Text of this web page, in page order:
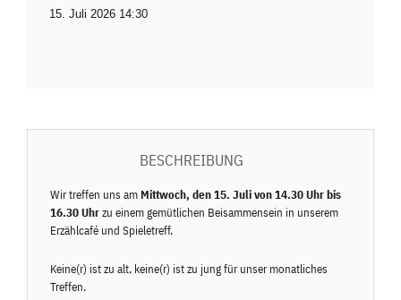
15. Juli 2026 14:30
BESCHREIBUNG
Wir treffen uns amMittwoch, den 15. Juli von 14.30 Uhr bis
16.30 Uhrzu einem gemütlichen Beisammensein in unserem
Erzählcafé und Spieletreff.
Keine(r) ist zu alt, keine(r) ist zu jung für unser monatliches
Treffen.